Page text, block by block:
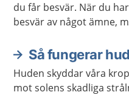
du får besvär. När du
besvär av något ämne, men immunförsvaret är inte
Så fungerar
Huden skyddar våra
mot solens skadliga